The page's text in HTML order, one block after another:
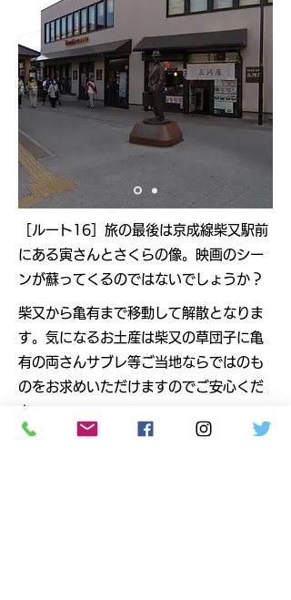
​［ルート16］旅の最後は京成線柴又駅前
にある寅さんとさくらの像。映画のシー
ンが蘇ってくるのではないでしょうか？
柴又から亀有まで移動して解散となりま
す。気になるお土産は柴又の草団子に亀
有の両さんサブレ等ご当地ならではのも
のをお求めいただけますのでご安心くだ